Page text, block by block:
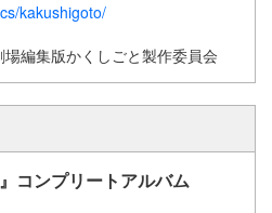
kakushigoto/
編集版かくしごと製作委員会
コンプリートアルバム